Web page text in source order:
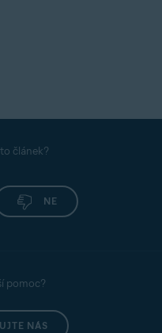
článek?
NE
pomoc?
NÁS